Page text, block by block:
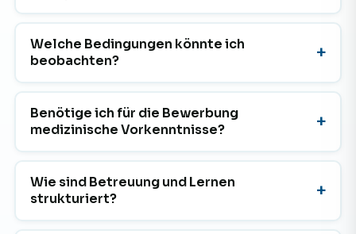
Welche Bedingungen könnte ich
beobachten?
Benötige ich für die Bewerbung
medizinische Vorkenntnisse?
Wie sind Betreuung und Lernen
strukturiert?